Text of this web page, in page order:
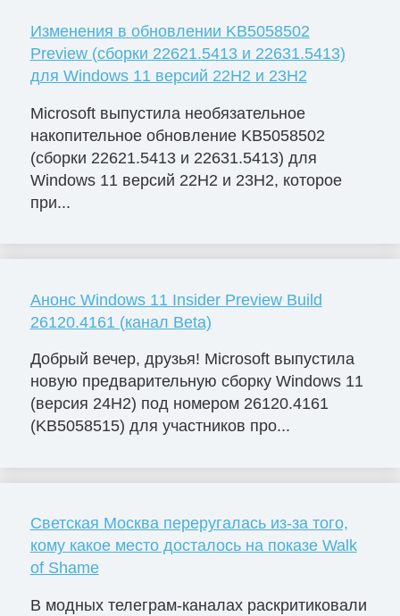
Изменения в обновлении KB5058502
Preview (сборки 22621.5413 и 22631.5413)
для Windows 11 версий 22H2 и 23H2
Microsoft выпустила необязательное
накопительное обновление KB5058502
(сборки 22621.5413 и 22631.5413) для
Windows 11 версий 22H2 и 23H2, которое
при...
Анонс Windows 11 Insider Preview Build
26120.4161 (канал Beta)
Добрый вечер, друзья! Microsoft выпустила
новую предварительную сборку Windows 11
(версия 24H2) под номером 26120.4161
(KB5058515) для участников про...
Светская Москва переругалась из-за того,
кому какое место досталось на показе Walk
of Shame
В модных телеграм-каналах раскритиковали